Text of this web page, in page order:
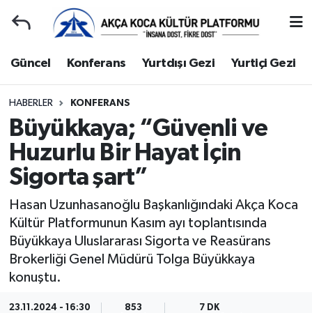
Güncel Konferans Yurtdışı Gezi Yurtiçi Gezi
HABERLER KONFERANS
Büyükkaya; “Güvenli ve
Huzurlu Bir Hayat İçin
Sigorta şart”
Hasan Uzunhasanoğlu Başkanlığındaki Akça Koca
Kültür Platformunun Kasım ayı toplantısında
Büyükkaya Uluslararası Sigorta ve Reasürans
Brokerliği Genel Müdürü Tolga Büyükkaya
konuştu.
23.11.2024 - 16:30 853 7 DK
Gençlerle Başbaşa
Güncel
Konferans
Yurtiçi Gezi
Ziyaretler
Hakkımızda
Kocaeli Hava Durumu
Kocaeli Namaz Vakitleri
Kocaeli Trafik Yoğunluk Haritası
Tüm Manşetler
Son Dakika Haberleri
Haber Arşivi